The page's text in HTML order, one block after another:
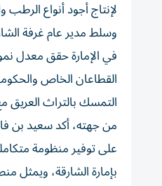
لإنتاج أجود أنواع
وسلط مدير عام غرفة
في الإمارة حقق معدل
القطاعان الخاص
التمسك بالتراث العريق
من جهته، أكد سعيد بن
على توفير منظومة
بإمارة الشارقة، ويمثل